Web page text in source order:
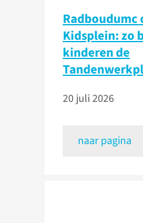
Radboudumc
Kidsplein: zo
kinderen de
20 juli 2026
naar pagina